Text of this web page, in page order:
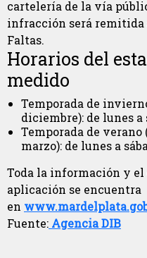
cartelería de la vía
infracción será
Faltas.
Horarios del
medido
Temporada de
diciembre): de lunes a
Temporada de verano
marzo): de lunes a
Toda la información y el
aplicación se encuentra
en
Fuente: Agencia DIB